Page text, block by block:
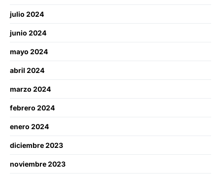
julio 2024
junio 2024
mayo 2024
abril 2024
marzo 2024
febrero 2024
enero 2024
diciembre 2023
noviembre 2023